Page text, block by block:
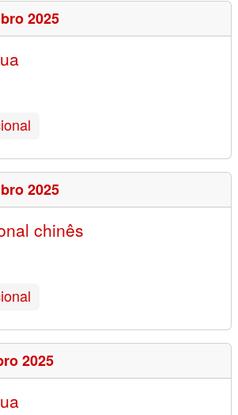
2025
2025
chinês
2025